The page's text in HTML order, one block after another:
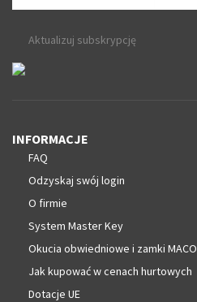
Aktualizuj subskrypcję
INFORMACJE
FAQ
Odzyskaj swój login
O firmie
System Master Key
Okucia obwiedniowe i zamki MACO
Jak kupować w cenach hurtowych
Dotacje UE